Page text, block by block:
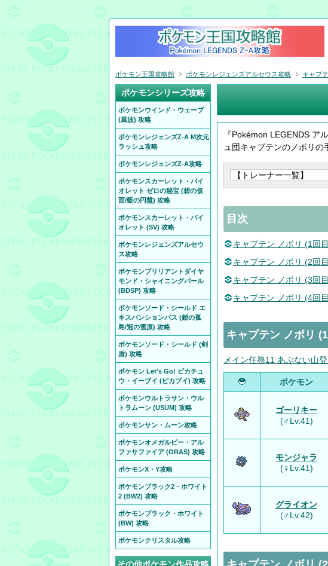
『Pokémon LEGENDS ア
ュ団キャプテンのノボリの
目次
キャプテン ノボリ (1回
キャプテン ノボリ (2回
キャプテン ノボリ (3回
キャプテン ノボリ (4回
キャプテン ノボリ
メイン任務11 あぶない山登
ポケモン
ゴーリキー
(♂Lv.41)
モンジャラ
(♀Lv.41)
グライオン
(♂Lv.42)
ポケモン王国攻略館 ポケモンレジェンズアルセウス攻略 キャプ
ポケモンシリーズ攻略
ポケモンウインド・ウェーブ
(風波) 攻略
ポケモンレジェンズZ-A M次元
ラッシュ攻略
ポケモンレジェンズZ-A攻略
ポケモンスカーレット・バイ
オレット ゼロの秘宝 (碧の仮
面/藍の円盤) 攻略
ポケモンスカーレット・バイ
オレット (SV) 攻略
ポケモンレジェンズアルセウ
ス攻略
ポケモンブリリアントダイヤ
モンド・シャイニングパール
(BDSP) 攻略
ポケモンソード・シールド エ
キスパンションパス (鎧の孤
島/冠の雪原) 攻略
ポケモンソード・シールド (剣
盾) 攻略
ポケモン Let's Go! ピカチュ
ウ・イーブイ (ピカブイ) 攻略
ポケモンウルトラサン・ウル
トラムーン (USUM) 攻略
ポケモンサン・ムーン攻略
ポケモンオメガルビー・アル
ファサファイア (ORAS) 攻略
ポケモンX・Y攻略
ポケモンブラック2・ホワイト
2 (BW2) 攻略
ポケモンブラック・ホワイト
(BW) 攻略
ポケモンクリスタル攻略